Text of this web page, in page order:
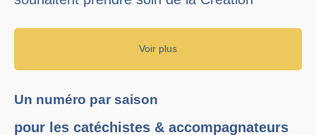
Voir plus
Un numéro par saison
pour les catéchistes & accompagnateurs